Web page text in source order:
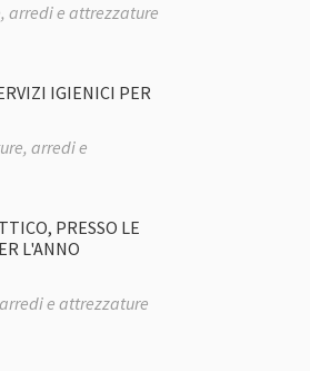
arredi e attrezzature
IGIENICI PER
arredi e
PRESSO LE
L'ANNO
e attrezzature